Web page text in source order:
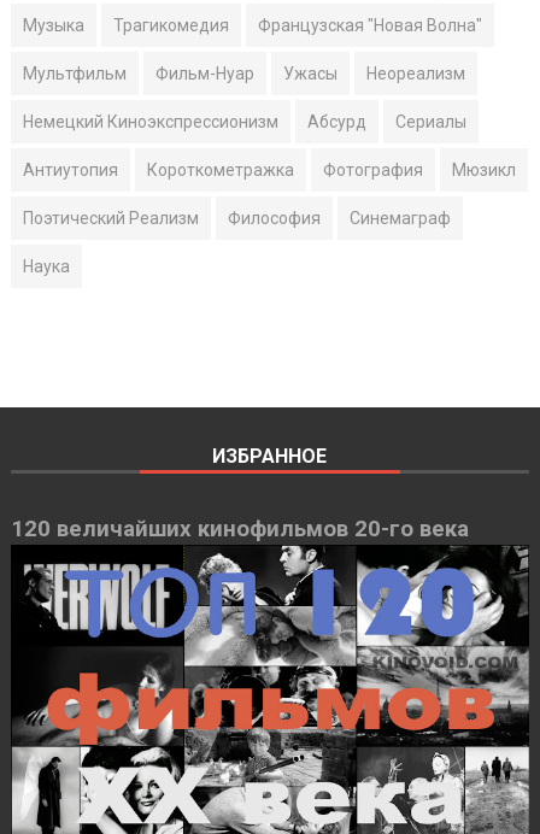
Музыка Трагикомедия Французская "Новая Волна"
Мультфильм Фильм-Нуар Ужасы Неореализм
Немецкий Киноэкспрессионизм Абсурд Сериалы
Антиутопия Короткометражка Фотография Мюзикл
Поэтический Реализм Философия Синемаграф
Наука
ИЗБРАННОЕ
120 величайших кинофильмов 20-го века